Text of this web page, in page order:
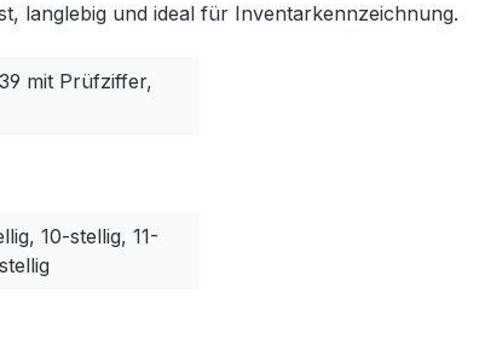
langlebig und ideal für Inventarkennzeichnung.
mit Prüfziffer,
10-stellig, 11-